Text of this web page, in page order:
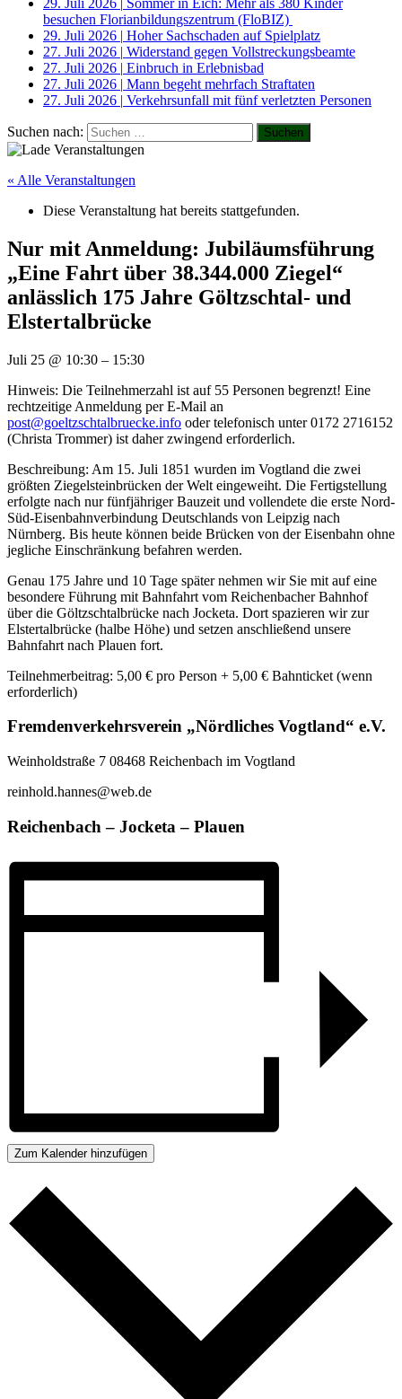
besuchen Florianbildungszentrum (FloBIZ)
29. Juli 2026 | Hoher Sachschaden auf Spielplatz
27. Juli 2026 | Widerstand gegen Vollstreckungsbeamte
27. Juli 2026 | Einbruch in Erlebnisbad
27. Juli 2026 | Mann begeht mehrfach Straftaten
27. Juli 2026 | Verkehrsunfall mit fünf verletzten Personen
Suchen nach:
« Alle Veranstaltungen
Diese Veranstaltung hat bereits stattgefunden.
Nur mit Anmeldung: Jubiläumsführung
„Eine Fahrt über 38.344.000 Ziegel“
anlässlich 175 Jahre Göltzschtal- und
Elstertalbrücke
Juli 25 @ 10:30 – 15:30
Hinweis: Die Teilnehmerzahl ist auf 55 Personen begrenzt! Eine
rechtzeitige Anmeldung per E-Mail an
post@goeltzschtalbruecke.info oder telefonisch unter 0172 2716152
(Christa Trommer) ist daher zwingend erforderlich.
Beschreibung: Am 15. Juli 1851 wurden im Vogtland die zwei
größten Ziegelsteinbrücken der Welt eingeweiht. Die Fertigstellung
erfolgte nach nur fünfjähriger Bauzeit und vollendete die erste Nord-
Süd-Eisenbahnverbindung Deutschlands von Leipzig nach
Nürnberg. Bis heute können beide Brücken von der Eisenbahn ohne
jegliche Einschränkung befahren werden.
Genau 175 Jahre und 10 Tage später nehmen wir Sie mit auf eine
besondere Führung mit Bahnfahrt vom Reichenbacher Bahnhof
über die Göltzschtalbrücke nach Jocketa. Dort spazieren wir zur
Elstertalbrücke (halbe Höhe) und setzen anschließend unsere
Bahnfahrt nach Plauen fort.
Teilnehmerbeitrag: 5,00 € pro Person + 5,00 € Bahnticket (wenn
erforderlich)
Fremdenverkehrsverein „Nördliches Vogtland“ e.V.
Weinholdstraße 7 08468 Reichenbach im Vogtland
reinhold.hannes@web.de
Reichenbach – Jocketa – Plauen
Zum Kalender hinzufügen